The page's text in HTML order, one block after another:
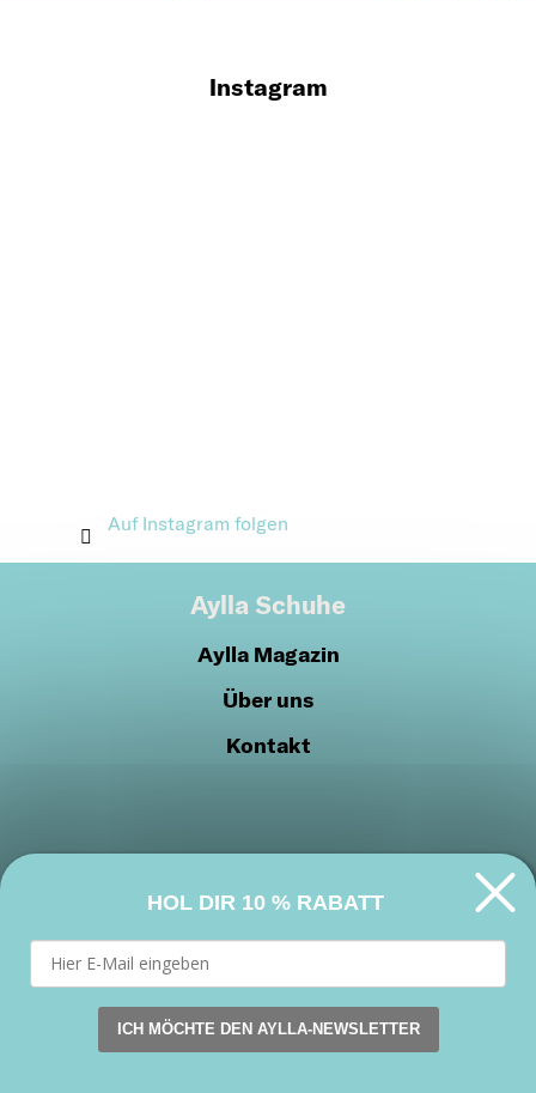
This website uses cookies. by continuing to browse
Instagram
Auf Instagram folgen
Aylla Schuhe
Aylla Magazin
Über uns
Kontakt
DatenschutzrichtlinienCookie-Richtlinien
Werden Sie Teil unserer Gemeinschaft
FacebookInstagramYoutube
HOL DIR 10 % RABATT
ICH MÖCHTE DEN AYLLA-NEWSLETTER